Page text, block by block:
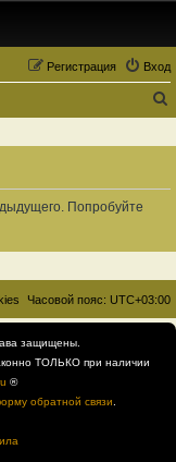
Вход
Регистрация
и
Попробуйте
Часовой пояс: UTC+03:00
защищены.
ТОЛЬКО при наличии
®
обратной связи